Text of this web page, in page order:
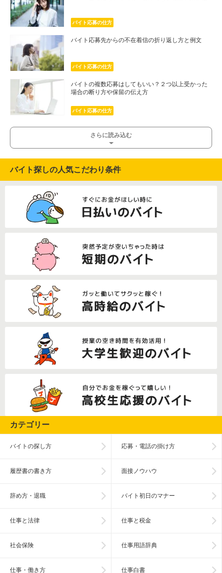
バイト応募の仕方
バイト応募先からの不在着信の折り返し方と例文
バイト応募の仕方
バイトの複数応募はしてもいい？２つ以上受かった
場合の断り方や保留の伝え方
バイト応募の仕方
さらに読み込む
バイト探しの人気こだわり条件
カテゴリー
バイトの探し方 応募・電話の掛け方
履歴書の書き方 面接ノウハウ
辞め方・退職 バイト初日のマナー
仕事と法律 仕事と税金
社会保険 仕事用語辞典
仕事・働き方 仕事白書